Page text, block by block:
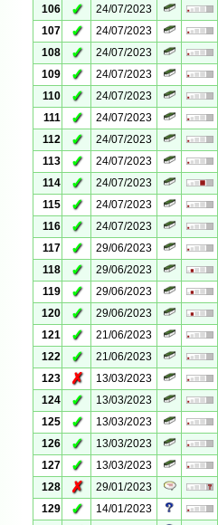
106
✓ 24/07/2023
107
✓ 24/07/2023
108
✓ 24/07/2023
109
✓ 24/07/2023
110
✓ 24/07/2023
111
✓ 24/07/2023
112
✓ 24/07/2023
113
✓ 24/07/2023
114
✓ 24/07/2023
115
✓ 24/07/2023
116
✓ 24/07/2023
117
✓ 29/06/2023
118
✓ 29/06/2023
119
✓ 29/06/2023
120
✓ 29/06/2023
121
✓ 21/06/2023
122
✓ 21/06/2023
123
✗ 13/03/2023
124
✓ 13/03/2023
125
✓ 13/03/2023
126
✓ 13/03/2023
127
✓ 13/03/2023
128
✗ 29/01/2023
129
✓ 14/01/2023